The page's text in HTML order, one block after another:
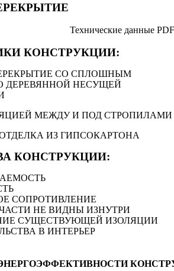
Технические данные PDF
КОНСТРУКЦИИ:
СО СПЛОШНЫМ
ДЕРЕВЯННОЙ НЕСУЩЕЙ
МЕЖДУ И ПОД СТРОПИЛАМИ
ИЗ ГИПСОКАРТОНА
КОНСТРУКЦИИ:
СОПРОТИВЛЕНИЕ
НЕ ВИДНЫ ИЗНУТРИ
СУЩЕСТВУЮЩЕЙ ИЗОЛЯЦИИ
В ИНТЕРЬЕР